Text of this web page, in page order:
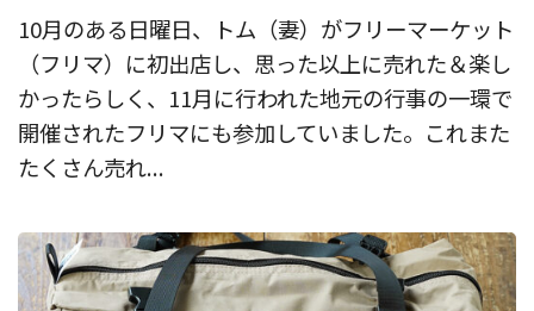
10月のある日曜日、トム（妻）がフリーマーケット
（フリマ）に初出店し、思った以上に売れた＆楽し
かったらしく、11月に行われた地元の行事の一環で
開催されたフリマにも参加していました。これまた
たくさん売れ...